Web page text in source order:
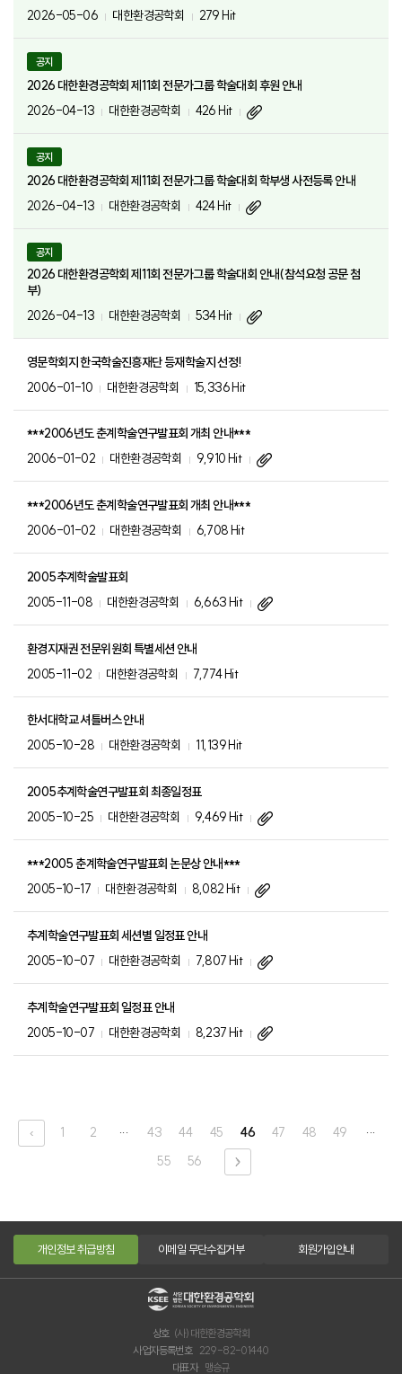
2026-05-06
대한환경공학회 279 Hit
공지
2026 대한환경공학회 제11회 전문가그룹 학술대회 후원 안내
2026-04-13
대한환경공학회 426 Hit
공지
2026 대한환경공학회 제11회 전문가그룹 학술대회 학부생 사전등록 안내
2026-04-13
대한환경공학회 424 Hit
공지
2026 대한환경공학회 제11회 전문가그룹 학술대회 안내(참석요청 공문 첨
부)
2026-04-13
대한환경공학회 534 Hit
영문학회지 한국학술진흥재단 등재학술지 선정!
2006-01-10
대한환경공학회 15,336 Hit
***2006년도 춘계학술연구발표회 개최 안내***
2006-01-02
대한환경공학회 9,910 Hit
***2006년도 춘계학술연구발표회 개최 안내***
2006-01-02
대한환경공학회 6,708 Hit
2005추계학술발표회
2005-11-08
대한환경공학회 6,663 Hit
환경지재권 전문위원회 특별세션 안내
2005-11-02
대한환경공학회 7,774 Hit
한서대학교 셔틀버스 안내
2005-10-28
대한환경공학회 11,139 Hit
2005추계학술연구발표회 최종일정표
2005-10-25
대한환경공학회 9,469 Hit
***2005 춘계학술연구발표회 논문상 안내***
2005-10-17
대한환경공학회 8,082 Hit
추계학술연구발표회 세션별 일정표 안내
2005-10-07
대한환경공학회 7,807 Hit
추계학술연구발표회 일정표 안내
2005-10-07
대한환경공학회 8,237 Hit
‹ 1 2 ... 43 44 45 46 47 48 49 ...
55 56 ›
개인정보 취급방침 이메일 무단수집거부 회원가입안내
상호 (사) 대한환경공학회
사업자등록번호 229-82-01440
대표자 맹승규